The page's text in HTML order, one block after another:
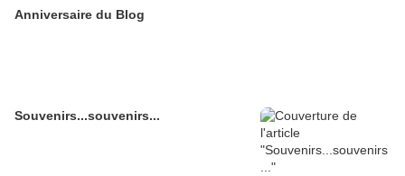
Anniversaire du Blog
Souvenirs...souvenirs...